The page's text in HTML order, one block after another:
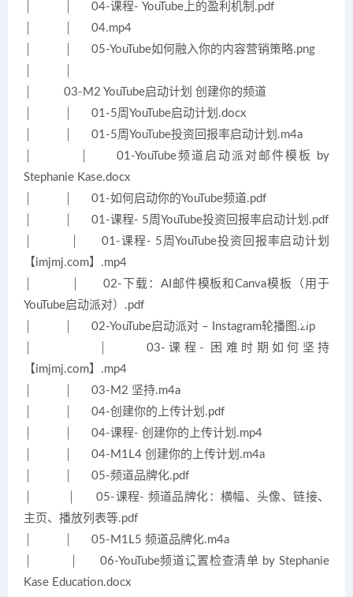
│ │ 04-课程- YouTube上的盈利机制.pdf
│ │ 04.mp4
│ │ 05-YouTube如何融入你的内容营销策略.png
│ 03-M2 YouTube启动计划 创建你的频道
│ │ 01-5周YouTube启动计划.docx
│ │ 01-5周YouTube投资回报率启动计划.m4a
│ │ 01-YouTube频道启动派对邮件模板 by
Stephanie Kase.docx
│ │ 01-如何启动你的YouTube频道.pdf
│ │ 01-课程- 5周YouTube投资回报率启动计划.pdf
│ │ 01-课程- 5周YouTube投资回报率启动计划
【imjmj.com】.mp4
│ │ 02-下载：AI邮件模板和Canva模板（用于
YouTube启动派对）.pdf
│ │ 02-YouTube启动派对 – Instagram轮播图.zip
│ │ 03-课程- 困难时期如何坚持
【imjmj.com】.mp4
│ │ 03-M2 坚持.m4a
│ │ 04-创建你的上传计划.pdf
│ │ 04-课程- 创建你的上传计划.mp4
│ │ 04-M1L4 创建你的上传计划.m4a
│ │ 05-频道品牌化.pdf
│ │ 05-课程- 频道品牌化：横幅、头像、链接、
主页、播放列表等.pdf
│ │ 05-M1L5 频道品牌化.m4a
│ │ 06-YouTube频道设置检查清单 by Stephanie
Kase Education.docx